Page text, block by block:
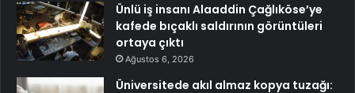
Ünlü iş insanı Alaaddin Çağlıköse’ye
kafede bıçaklı saldırının görüntüleri
ortaya çıktı
Ağustos 6, 2026
Üniversitede akıl almaz kopya tuzağı: